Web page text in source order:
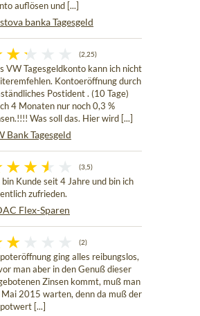
auflösen und [...]
banka Tagesgeld
(2,25)
VW Tagesgeldkonto kann ich nicht
Kontoeröffnung durch
Postident . (10 Tage)
4 Monaten nur noch 0,3 %
Was soll das. Hier wird [...]
Bank Tagesgeld
(3,5)
bin Kunde seit 4 Jahre und bin ich
zufrieden.
Flex-Sparen
(2)
ging alles reibungslos,
man aber in den Genuß dieser
Zinsen kommt, muß man
Mai 2015 warten, denn da muß der
[...]